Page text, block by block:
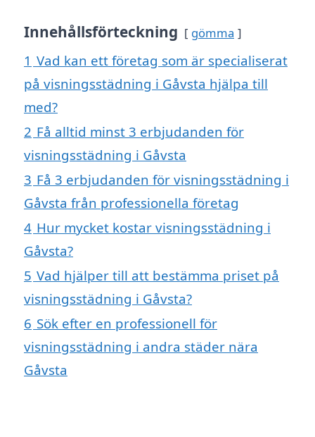
Innehållsförteckning gömma
1 Vad kan ett företag som är specialiserat
på visningsstädning i Gåvsta hjälpa till
med?
2 Få alltid minst 3 erbjudanden för
visningsstädning i Gåvsta
3 Få 3 erbjudanden för visningsstädning i
Gåvsta från professionella företag
4 Hur mycket kostar visningsstädning i
Gåvsta?
5 Vad hjälper till att bestämma priset på
visningsstädning i Gåvsta?
6 Sök efter en professionell för
visningsstädning i andra städer nära
Gåvsta